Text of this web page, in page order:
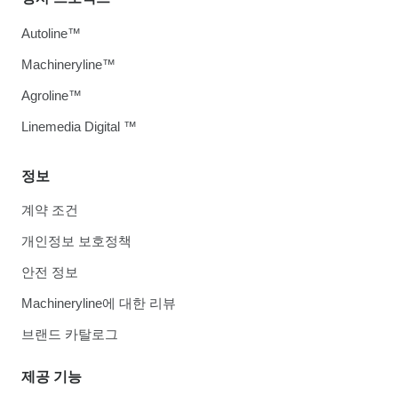
정보
계약 조건
개인정보 보호정책
안전 정보
Machineryline에 대한 리뷰
브랜드 카탈로그
제공 기능
Autoline™
Machineryline™
Agroline™
Linemedia Digital ™